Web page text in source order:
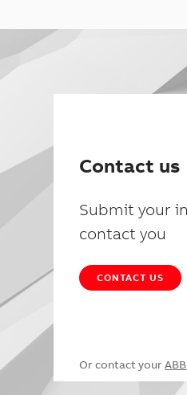
Contact us
Submit your
contact you
CONTACT US
Or contact your